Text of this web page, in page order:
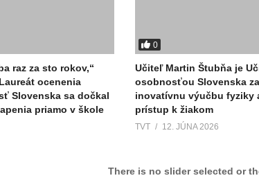
raz za sto rokov,“
ocenenia
Slovenska sa dočkal
priamo v škole
0
Učiteľ Martin Štubňa je
osobnosťou Slovenska
inovatívnu výučbu fyziky
prístup k žiakom
TVT 12. JÚNA 2026
There is no slider selected or